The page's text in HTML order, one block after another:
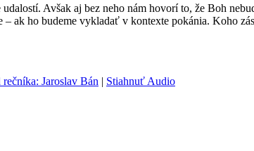
Avšak aj bez neho nám hovorí to, že Boh
– ak ho budeme vykladať v kontexte pokánia. Koho
rečníka: Jaroslav Bán | Stiahnuť Audio